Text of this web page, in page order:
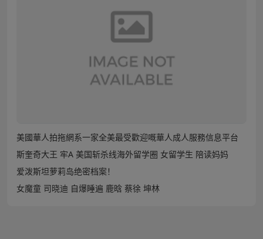
美國華人拍拖網系一家全美最受歡迎嘅華人成人服務信息平台
斯奎奇大王 牢A 美国斩杀线海外留学圈 女留学生 陪读妈妈
爱泼斯坦萝莉岛绝密档案！
女魔童 司晓迪 自爆睡遍 鹿晗 蔡徐 坤林